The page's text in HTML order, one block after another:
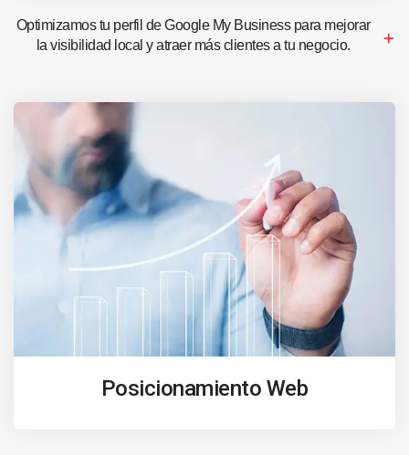
Optimizamos tu perfil de Google My Business para mejorar
la visibilidad local y atraer más clientes a tu negocio.
Posicionamiento Web